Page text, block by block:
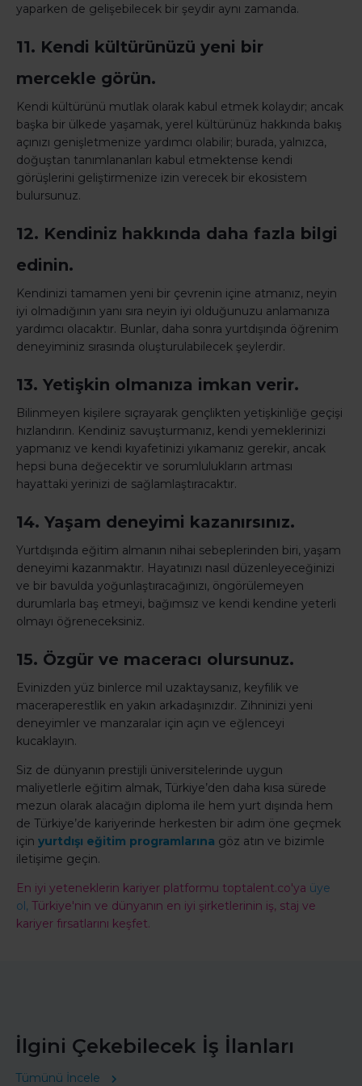
yaparken de gelişebilecek bir şeydir aynı zamanda.
11. Kendi kültürünüzü yeni bir
mercekle görün.
Kendi kültürünü mutlak olarak kabul etmek kolaydır; ancak
başka bir ülkede yaşamak, yerel kültürünüz hakkında bakış
açınızı genişletmenize yardımcı olabilir; burada, yalnızca,
doğuştan tanımlananları kabul etmektense kendi
görüşlerini geliştirmenize izin verecek bir ekosistem
bulursunuz.
12. Kendiniz hakkında daha fazla bilgi
edinin.
Kendinizi tamamen yeni bir çevrenin içine atmanız, neyin
iyi olmadığının yanı sıra neyin iyi olduğunuzu anlamanıza
yardımcı olacaktır. Bunlar, daha sonra yurtdışında öğrenim
deneyiminiz sırasında oluşturulabilecek şeylerdir.
13. Yetişkin olmanıza imkan verir.
Bilinmeyen kişilere sıçrayarak gençlikten yetişkinliğe geçişi
hızlandırın. Kendiniz savuşturmanız, kendi yemeklerinizi
yapmanız ve kendi kıyafetinizi yıkamanız gerekir, ancak
hepsi buna değecektir ve sorumlulukların artması
hayattaki yerinizi de sağlamlaştıracaktır.
14. Yaşam deneyimi kazanırsınız.
Yurtdışında eğitim almanın nihai sebeplerinden biri, yaşam
deneyimi kazanmaktır. Hayatınızı nasıl düzenleyeceğinizi
ve bir bavulda yoğunlaştıracağınızı, öngörülemeyen
durumlarla baş etmeyi, bağımsız ve kendi kendine yeterli
olmayı öğreneceksiniz.
15. Özgür ve maceracı olursunuz.
Evinizden yüz binlerce mil uzaktaysanız, keyfilik ve
maceraperestlik en yakın arkadaşınızdır. Zihninizi yeni
deneyimler ve manzaralar için açın ve eğlenceyi
kucaklayın.
Siz de dünyanın prestijli üniversitelerinde uygun
maliyetlerle eğitim almak, Türkiye’den daha kısa sürede
mezun olarak alacağın diploma ile hem yurt dışında hem
de Türkiye’de kariyerinde herkesten bir adım öne geçmek
için yurtdışı eğitim programlarına göz atın ve bizimle
iletişime geçin.
En iyi yeteneklerin kariyer platformu toptalent.co'ya üye
ol, Türkiye'nin ve dünyanın en iyi şirketlerinin iş, staj ve
kariyer fırsatlarını keşfet.
İlgini Çekebilecek İş İlanları
Tümünü İncele